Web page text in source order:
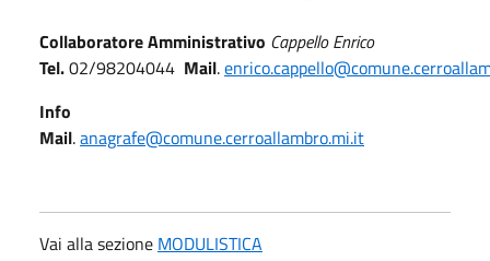
Collaboratore Amministrativo Cappello Enrico
Tel.02/98204044 Mail.
Info
Mail.anagrafe@comune.cerroallambro.mi.it
Vai alla sezione MODULISTICA